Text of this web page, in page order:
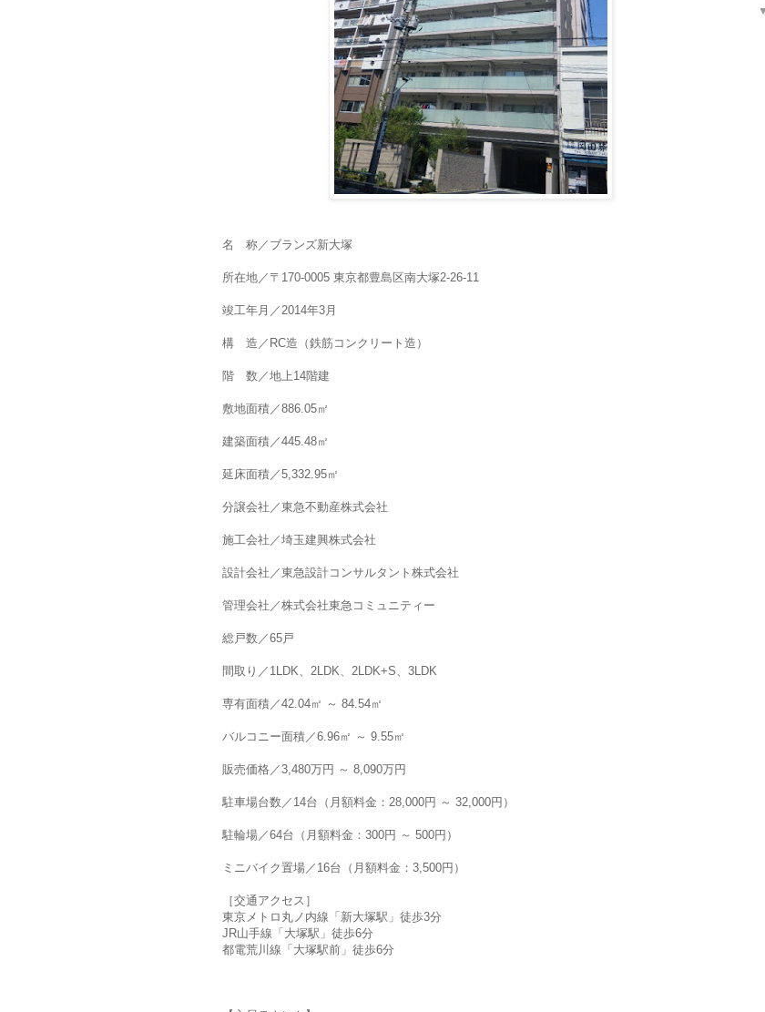
名 称／ブランズ新大塚
所在地／〒170-0005 東京都豊島区南大塚2-26-11
竣工年月／2014年3月
構 造／RC造（鉄筋コンクリート造）
階 数／地上14階建
敷地面積／886.05㎡
建築面積／445.48㎡
延床面積／5,332.95㎡
分譲会社／東急不動産株式会社
施工会社／埼玉建興株式会社
設計会社／東急設計コンサルタント株式会社
管理会社／株式会社東急コミュニティー
総戸数／65戸
間取り／1LDK、2LDK、2LDK+S、3LDK
専有面積／42.04㎡ ～ 84.54㎡
バルコニー面積／6.96㎡ ～ 9.55㎡
販売価格／3,480万円 ～ 8,090万円
駐車場台数／14台（月額料金：28,000円 ～ 32,000円）
駐輪場／64台（月額料金：300円 ～ 500円）
ミニバイク置場／16台（月額料金：3,500円）
［交通アクセス］
東京メトロ丸ノ内線「新大塚駅」徒歩3分
JR山手線「大塚駅」徒歩6分
都電荒川線「大塚駅前」徒歩6分